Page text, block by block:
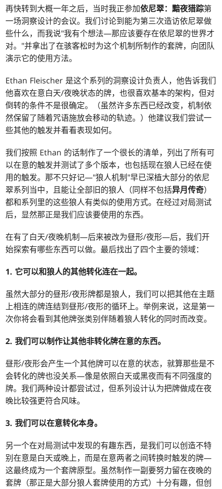
再快转到大概一年之后，当时我正参加依尼翠：黯夜猎踪第
一场洞察设计的会议。我们讨论到能为第三次造访依尼翠做
些什么，而我说"我有个想法—那应该要存在依尼翠的世界才
对。"并拿出了在骇客松时为这个机制所制作的套牌，向团队
演示它的使用方法。
Ethan Fleischer 是这个系列的洞察设计负责人，他告诉我们
他喜欢在意白天/夜晚状态的牌，也很喜欢基本的架构，但对
倒转的条件不是很确定。（虽然许多东西已经改变，机制依
然保留了随着咒语施放会移动的轨迹。）他建议我们尝试一
些其他的触发并看看表现如何。
我们按照 Ethan 的话制作了一个很长的清单，列出了所有可
以在意的触发并测试了多个版本，也包括现在狼人已经在使
用的触发。那不只好记—"狼人机制"早已深植大部分的依尼
翠系列当中，且能让全部旧的狼人（同样不包括异月传奇）
都和系列里的这些狼人有类似的使用方式。在经过对局测试
后，显然那正是我们应该要使用的东西。
在有了白天/夜晚机制—后来被改为昼形/夜形—后，我们开
始探索有哪些东西可以做。最后找出了四个主要的领域：
1. 它可以和狼人的其他转化连在一起。
虽然大部分的昼形/夜形牌都是狼人，我们可以把其他在主题
上相连的牌连结到昼形/夜形的循环上。举例来说，这是第一
次你将会看到其他牌张类别伴随着狼人转化的同时而改变。
2. 我们可以制作让其他非转化牌在意的东西。
昼形/夜形会产生一个其他牌可以在意的状态，就算那些是不
会转化的牌也没关系—像是依照白天或黑夜而有不同强度的
牌。我们两种设计都尝试过，但系列设计认为把牌做成在夜
晚比较强更符合风味。
3. 我们可以在意转化本身。
另一个在对局测试中发现的有趣东西，是我们可以创造不特
别在意是白天或晚上，而是在意两者之间转换时触发的牌—
这最终成为一个套牌原型。虽然制作一副要努力留在夜晚的
套牌（那正是大部分狼人套牌使用的方式）十分有趣，但创